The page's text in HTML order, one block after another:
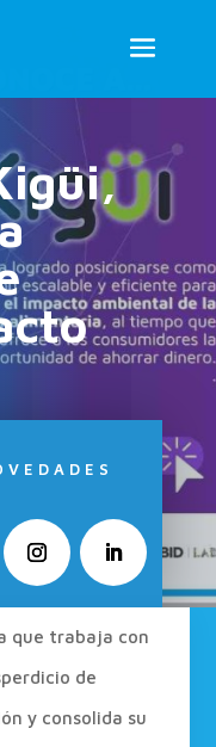
que trabaja con
de
y consolida su